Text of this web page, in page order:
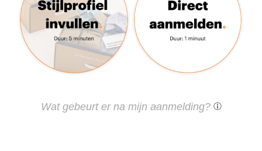
Wat gebeurt er na mijn aanmelding?